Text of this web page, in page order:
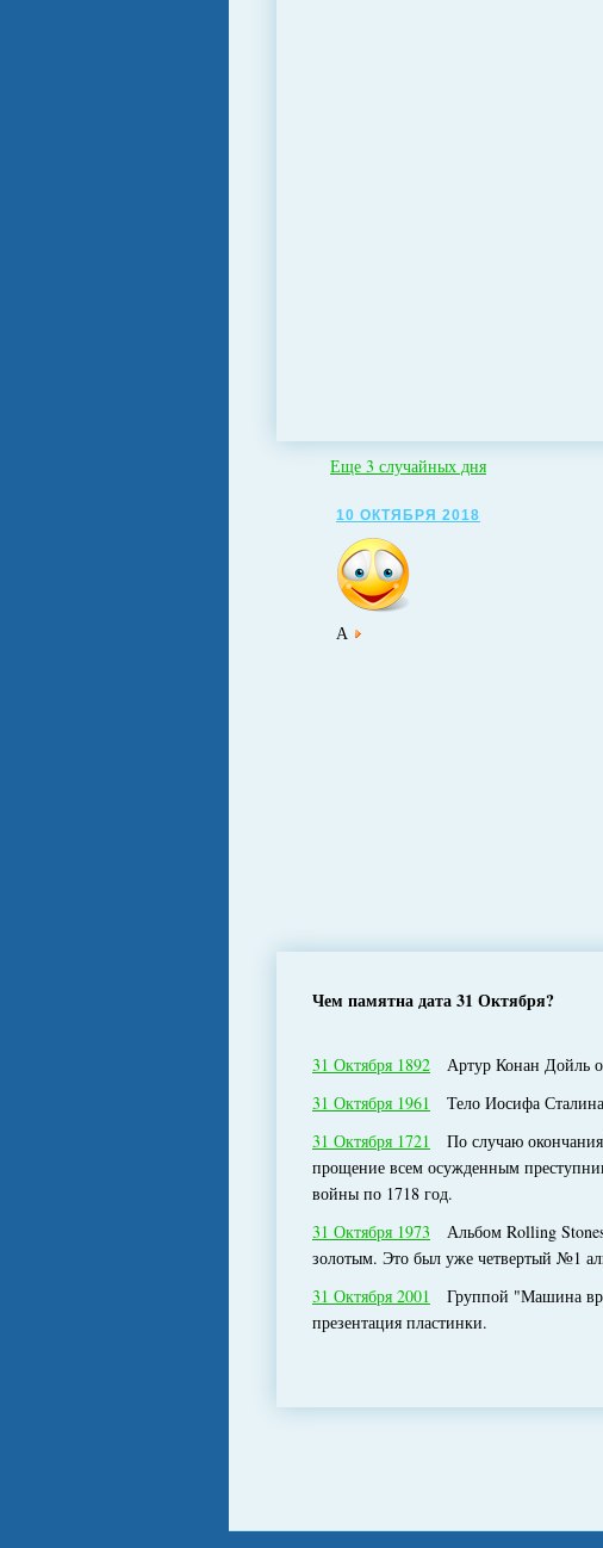
Еще 3 случайных дня
10 ОКТЯБРЯ 2018
А
Чем памятна дата 31 Октября?
31 Октября 1892 Артур Конан Дойль
31 Октября 1961 Тело Иосифа
31 Октября 1721 По случаю
прощение всем осужденным
войны по 1718 год.
31 Октября 1973 Альбом Rolling
золотым. Это был уже четвертый №1
31 Октября 2001 Группой "Машина
презентация пластинки.